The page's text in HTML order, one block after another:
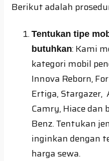
Berikut adalah
Tentukan tipe
butuhkan: Kami
kategori mobil
Innova Reborn,
Ertiga, Stargazer,
Camry, Hiace dan
Benz. Tentukan
inginkan dengan
harga sewa.